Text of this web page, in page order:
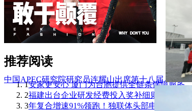
中国APEC研究院研究员连耀山出席第十八届
推荐阅读
1安家更安心 厦门为台胞提供全链条保障服务
2福建出台企业研发经费投入奖补细则 单家企
3年复合增速91%领跑！独联体头部电商平台Ozo